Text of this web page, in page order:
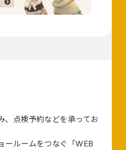
、点検予約などを承ってお
ールームをつなぐ
「WEB